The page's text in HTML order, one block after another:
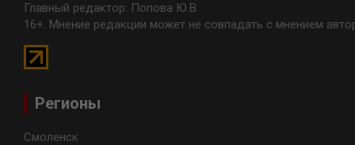
Главный редактор: Попова Ю.В.
16+. Мнение редакции может не совпадать с мнением
Регионы
Смоленск